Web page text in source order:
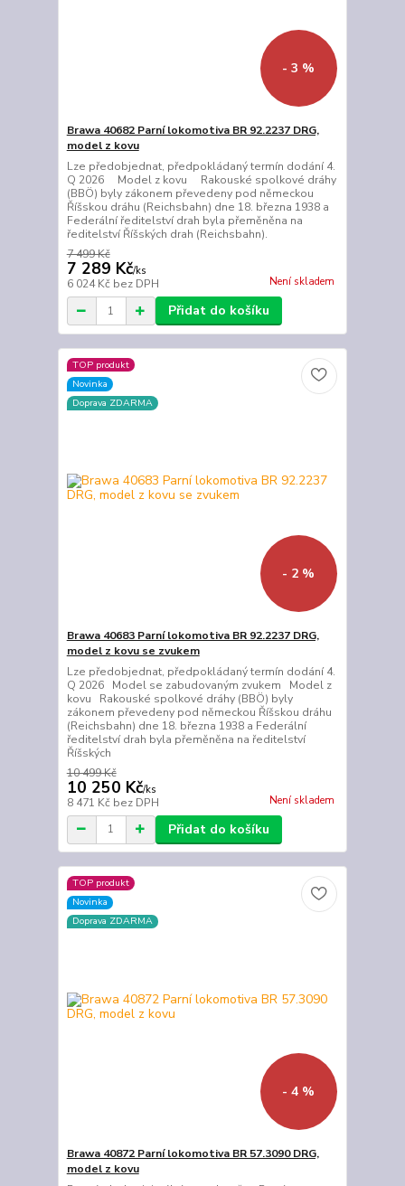
- 3 %
Brawa 40682 Parní lokomotiva BR 92.2237 DRG,
model z kovu
Lze předobjednat, předpokládaný termín dodání 4.
Q 2026 Model z kovu Rakouské spolkové dráhy
(BBÖ) byly zákonem převedeny pod německou
Říšskou dráhu (Reichsbahn) dne 18. března 1938 a
Federální ředitelství drah byla přeměněna na
ředitelství Říšských drah (Reichsbahn).
7 499 Kč
7 289 Kč/ks
6 024 Kč bez DPH Není skladem
Přidat do košíku
TOP produkt
Novinka
Doprava ZDARMA
- 2 %
Brawa 40683 Parní lokomotiva BR 92.2237 DRG,
model z kovu se zvukem
Lze předobjednat, předpokládaný termín dodání 4.
Q 2026 Model se zabudovaným zvukem Model z
kovu Rakouské spolkové dráhy (BBÖ) byly
zákonem převedeny pod německou Říšskou dráhu
(Reichsbahn) dne 18. března 1938 a Federální
ředitelství drah byla přeměněna na ředitelství
Říšských
10 499 Kč
10 250 Kč/ks
8 471 Kč bez DPH Není skladem
Přidat do košíku
TOP produkt
Novinka
Doprava ZDARMA
- 4 %
Brawa 40872 Parní lokomotiva BR 57.3090 DRG,
model z kovu